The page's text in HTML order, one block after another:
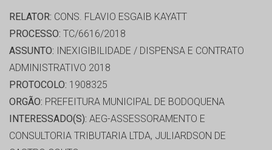
RELATOR: CONS. FLAVIO ESGAIB KAYATT
PROCESSO: TC/6616/2018
ASSUNTO: INEXIGIBILIDADE / DISPENSA E CONTRATO
ADMINISTRATIVO 2018
PROTOCOLO: 1908325
ORGÃO: PREFEITURA MUNICIPAL DE BODOQUENA
INTERESSADO(S): AEG-ASSESSORAMENTO E
CONSULTORIA TRIBUTARIA LTDA, JULIARDSON DE